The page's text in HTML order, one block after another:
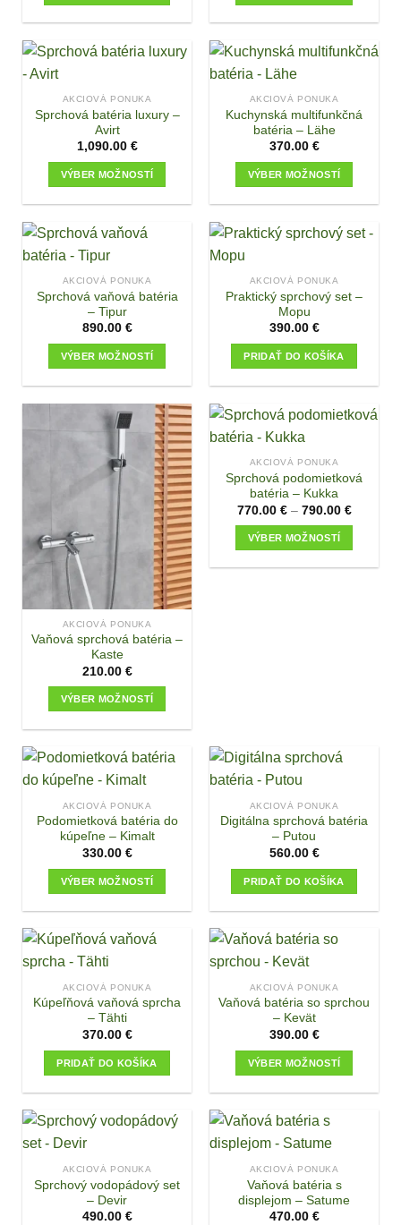
on
product
on
product
page
has
multiple
The
options
may
be
on
product
AKCIOVÁ PONUKA
Sprchová batéria luxury –
Avirt
1,090.00 €
VÝBER MOŽNOSTÍ
has
multiple
The
options
may
be
on
the
product
AKCIOVÁ PONUKA
Kuchynská multifunkčná
batéria – Lähe
370.00 €
VÝBER MOŽNOSTÍ
has
The
options
may
be
on
product
page
AKCIOVÁ PONUKA
Sprchová vaňová batéria
– Tipur
890.00 €
VÝBER MOŽNOSTÍ
has
multiple
variants.
The
may
be
chosen
on
the
product
page
AKCIOVÁ PONUKA
Praktický sprchový set –
Mopu
390.00 €
PRIDAŤ DO KOŠÍKA
AKCIOVÁ PONUKA
Vaňová sprchová batéria –
Kaste
210.00 €
VÝBER MOŽNOSTÍ
has
multiple
The
options
may
be
chosen
on
product
page
AKCIOVÁ PONUKA
Sprchová podomietková
batéria – Kukka
770.00 €– 790.00 €
VÝBER MOŽNOSTÍ
the
product
page
AKCIOVÁ PONUKA
Podomietková batéria do
kúpeľne – Kimalt
330.00 €
VÝBER MOŽNOSTÍ
has
multiple
The
options
may
be
chosen
on
product
AKCIOVÁ PONUKA
Digitálna sprchová batéria
– Putou
560.00 €
PRIDAŤ DO KOŠÍKA
AKCIOVÁ PONUKA
Kúpeľňová vaňová sprcha
– Tähti
370.00 €
PRIDAŤ DO KOŠÍKA
AKCIOVÁ PONUKA
Vaňová batéria so sprchou
– Kevät
390.00 €
VÝBER MOŽNOSTÍ
has
multiple
The
options
may
AKCIOVÁ PONUKA
Sprchový vodopádový set
– Devir
490.00 €
AKCIOVÁ PONUKA
Vaňová batéria s
displejom – Satume
470.00 €